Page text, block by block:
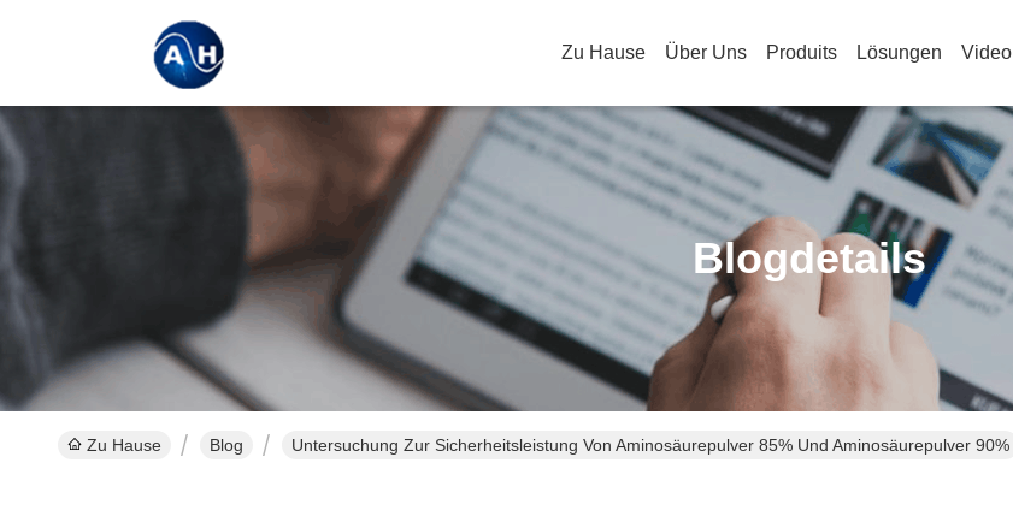
Zu Hause Über Uns Produits Lösungen Video
Blogdetails
Zu Hause Blog Untersuchung Zur Sicherheitsleistung Von Aminosäurepulver 85% Und Aminosäurepulver 90%